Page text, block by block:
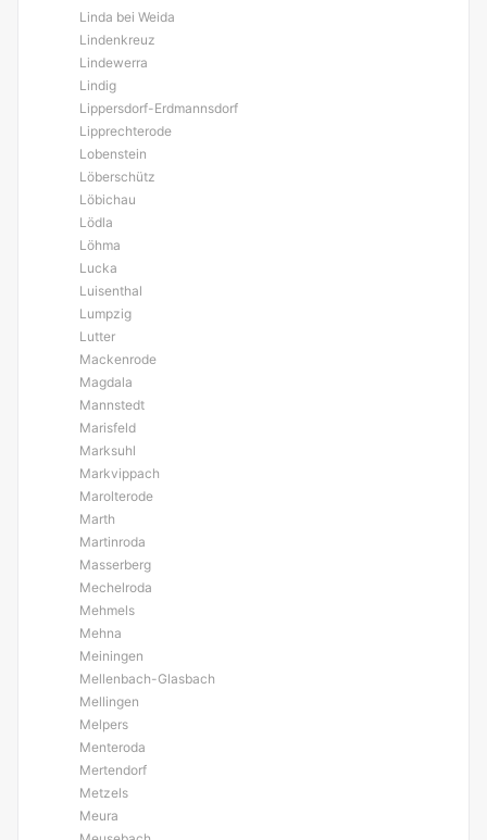
Linda bei Weida
Lindenkreuz
Lindewerra
Lindig
Lippersdorf-Erdmannsdorf
Lipprechterode
Lobenstein
Löberschütz
Löbichau
Lödla
Löhma
Lucka
Luisenthal
Lumpzig
Lutter
Mackenrode
Magdala
Mannstedt
Marisfeld
Marksuhl
Markvippach
Marolterode
Marth
Martinroda
Masserberg
Mechelroda
Mehmels
Mehna
Meiningen
Mellenbach-Glasbach
Mellingen
Melpers
Menteroda
Mertendorf
Metzels
Meura